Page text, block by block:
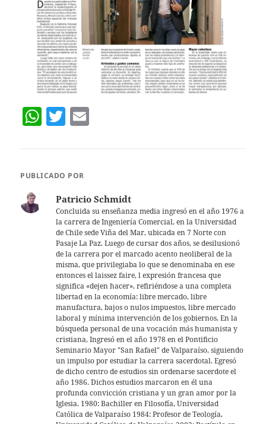
W
s
T
er
PUBLICADO POR
Patricio Schmidt
Concluida su enseñanza media ingresó en el año 1976 a
la carrera de Ingeniería Comercial, en la Universidad
de Chile sede Viña del Mar, ubicada en 7 Norte con
Pasaje La Paz. Luego de cursar dos años, se desilusionó
de la carrera por el marcado acento neoliberal de la
misma, que privilegiaba lo que se denominaba en ese
entonces el laissez faire, l expresión francesa que
significa «dejen hacer», refiriéndose a una completa
libertad en la economía: libre mercado, libre
manufactura, bajos o nulos impuestos, libre mercado
laboral y mínima intervención de los gobiernos. En la
búsqueda personal de una vocación más humanista y
cristiana, Ingresó en el año 1978 en el Pontificio
Seminario Mayor "San Rafael" de Valparaíso, siguiendo
un impulso por estudiar la carrera sacerdotal. Egresó
de dicho centro de estudios sin ordenarse sacerdote el
año 1986. Dichos estudios marcaron en él una
profunda convicción cristiana y un gran amor por la
Iglesia. 1980: Bachiller en Filosofía, Universidad
Católica de Valparaíso 1984: Profesor de Teología,